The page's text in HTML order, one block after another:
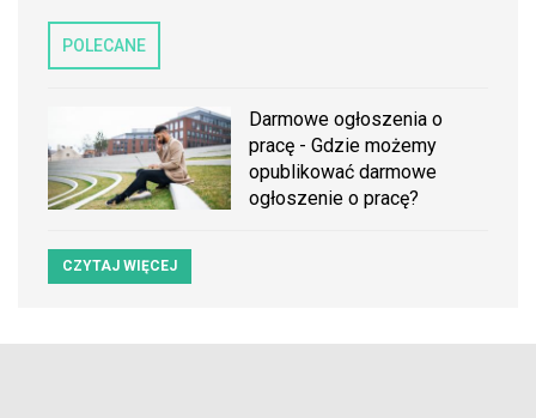
POLECANE
Darmowe ogłoszenia o
pracę - Gdzie możemy
opublikować darmowe
ogłoszenie o pracę?
CZYTAJ WIĘCEJ